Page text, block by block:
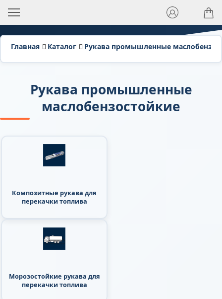
Главная Каталог Рукава промышленные
Рукава промышленные
маслобензостойкие
Композитные рукава для
перекачки топлива
Морозостойкие рукава для
перекачки топлива